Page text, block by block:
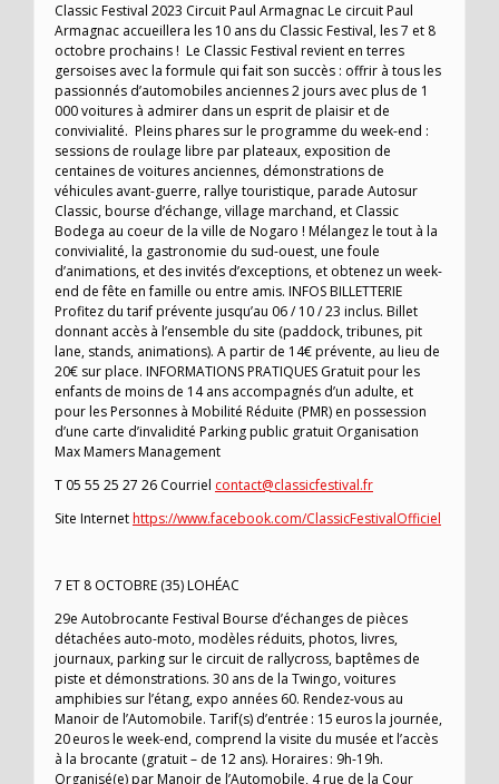
Classic Festival 2023 Circuit Paul Armagnac Le circuit Paul
Armagnac accueillera les 10 ans du Classic Festival, les 7 et 8
octobre prochains ! Le Classic Festival revient en terres
gersoises avec la formule qui fait son succès : offrir à tous les
passionnés d’automobiles anciennes 2 jours avec plus de 1
000 voitures à admirer dans un esprit de plaisir et de
convivialité. Pleins phares sur le programme du week-end :
sessions de roulage libre par plateaux, exposition de
centaines de voitures anciennes, démonstrations de
véhicules avant-guerre, rallye touristique, parade Autosur
Classic, bourse d’échange, village marchand, et Classic
Bodega au coeur de la ville de Nogaro ! Mélangez le tout à la
convivialité, la gastronomie du sud-ouest, une foule
d’animations, et des invités d’exceptions, et obtenez un week-
end de fête en famille ou entre amis. INFOS BILLETTERIE
Profitez du tarif prévente jusqu’au 06 / 10 / 23 inclus. Billet
donnant accès à l’ensemble du site (paddock, tribunes, pit
lane, stands, animations). A partir de 14€ prévente, au lieu de
20€ sur place. INFORMATIONS PRATIQUES Gratuit pour les
enfants de moins de 14 ans accompagnés d’un adulte, et
pour les Personnes à Mobilité Réduite (PMR) en possession
d’une carte d’invalidité Parking public gratuit Organisation
Max Mamers Management
T 05 55 25 27 26 Courriel contact@classicfestival.fr
Site Internethttps://www.facebook.com/ClassicFestivalOfficiel
7 ET 8 OCTOBRE (35) LOHÉAC
29e Autobrocante Festival Bourse d’échanges de pièces
détachées auto-moto, modèles réduits, photos, livres,
journaux, parking sur le circuit de rallycross, baptêmes de
piste et démonstrations. 30 ans de la Twingo, voitures
amphibies sur l’étang, expo années 60. Rendez-vous au
Manoir de l’Automobile. Tarif(s) d’entrée : 15 euros la journée,
20 euros le week-end, comprend la visite du musée et l’accès
à la brocante (gratuit – de 12 ans). Horaires : 9h-19h.
Organisé(e) par Manoir de l’Automobile, 4 rue de la Cour